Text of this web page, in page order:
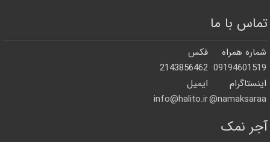
تماس با ما
شماره همراه
فکس
09194601519
2143856462
اینستاگرام
ایمیل
namaksaraa@
info@halito.ir
آجر نمک